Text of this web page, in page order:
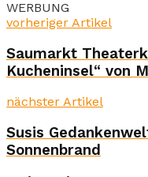
WERBUNG
vorheriger Artikel
Saumarkt
Kucheninsel“ von
nächster Artikel
Susis
Sonnenbrand